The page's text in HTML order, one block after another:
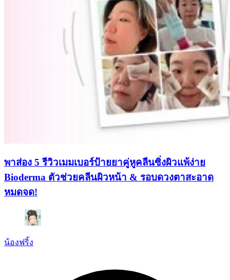
พาส่อง 5 รีวิวเมมเบอร์ป้ายยาคู่หูคลีนซิ่งผิวแพ้ง่าย
Bioderma ตัวช่วยคลีนผิวหน้า & รอบดวงตาสะอาด
หมดจด!
น้องฟริ้ง